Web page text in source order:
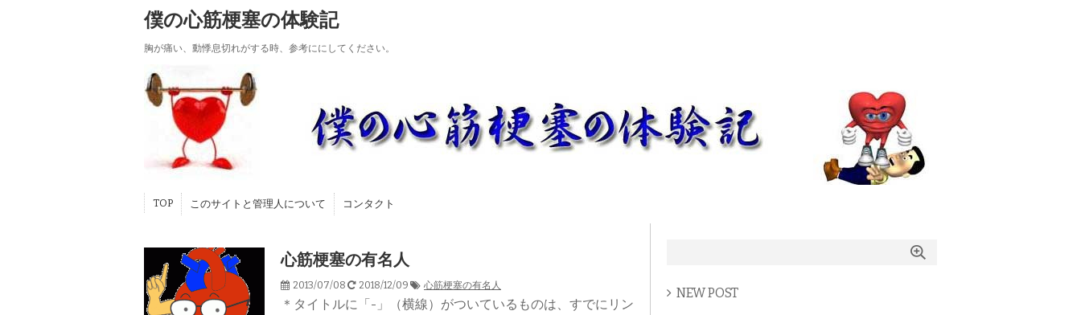
僕の心筋梗塞の体験記
胸が痛い、動悸息切れがする時、参考ににしてください。
TOP このサイトと管理人について コンタクト
心筋梗塞の有名人
2013/07/08 2018/12/09 心筋梗塞の有名人
＊タイトルに「-」（横線）がついているものは、すでにリン
NEW POST